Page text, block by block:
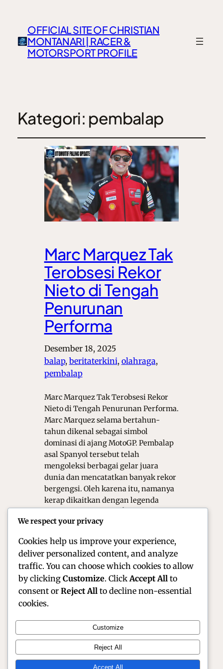
OFFICIAL SITE OF CHRISTIAN
MONTANARI | RACER &
MOTORSPORT PROFILE
Kategori: pembalap
Marc Marquez Tak
Terobsesi Rekor
Nieto di Tengah
Penurunan
Performa
Desember 18, 2025
balap, beritaterkini, olahraga ,
pembalap
Marc Marquez Tak Terobsesi Rekor
Nieto di Tengah Penurunan Performa.
Marc Marquez selama bertahun-
tahun dikenal sebagai simbol
dominasi di ajang MotoGP. Pembalap
asal Spanyol tersebut telah
mengoleksi berbagai gelar juara
dunia dan mencatatkan banyak rekor
bergengsi. Oleh karena itu, namanya
kerap dikaitkan dengan legenda
terutama terkait potensi penyamaan
Official Site of Christian Montanari | Racer &
Motorsport Profile
We respect your privacy
Cookies help us improve your experience,
deliver personalized content, and analyze
traffic. You can choose which cookies to allow
by clicking Customize. Click Accept All to
consent or Reject All to decline non-essential
cookies.
Customize
Reject All
Accept All